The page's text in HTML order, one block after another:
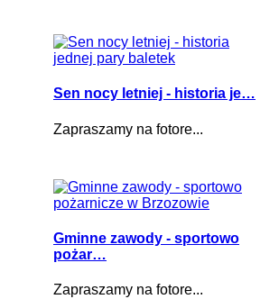
Sen nocy letniej - historia je…
Zapraszamy na fotore...
Gminne zawody - sportowo
pożar…
Zapraszamy na fotore...